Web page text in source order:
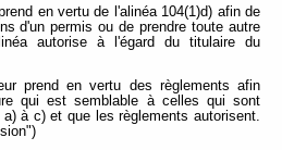
en vertu de l'alinéa 104(1)d) afin de
d'un permis ou de prendre toute autre
autorise à l'égard du titulaire du
prend en vertu des règlements afin
qui est semblable à celles qui sont
à c) et que les règlements autorisent.